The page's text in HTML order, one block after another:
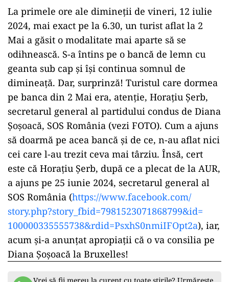
La primele ore ale dimineții de vineri, 12 iulie
2024, mai exact pe la 6.30, un turist aflat la 2
Mai a găsit o modalitate mai aparte să se
odihnească. S-a întins pe o bancă de lemn cu
geanta sub cap și își continua somnul de
dimineață. Dar, surprinză! Turistul care dormea
pe banca din 2 Mai era, atenție, Horațiu Șerb,
secretarul general al partidului condus de Diana
Șoșoacă, SOS România (vezi FOTO). Cum a ajuns
să doarmă pe acea bancă și de ce, n-au aflat nici
cei care l-au trezit ceva mai târziu. Însă, cert
este că Horațiu Șerb, după ce a plecat de la AUR,
a ajuns pe 25 iunie 2024, secretarul general al
SOS România (https://www.facebook.com/
story.php?story_fbid=7981523071868799&id=
100000335555738&rdid=PsxhS0nmiIFOpt2a), iar,
acum și-a anunțat apropiații că o va consilia pe
Diana Șoșoacă la Bruxelles!